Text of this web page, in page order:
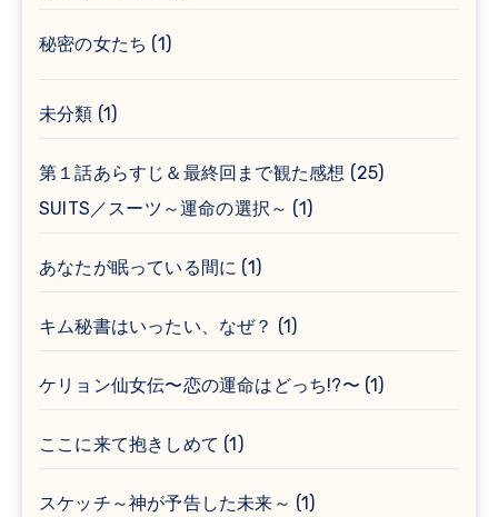
秘密の女たち (1)
未分類 (1)
第１話あらすじ＆最終回まで観た感想 (25)
SUITS／スーツ～運命の選択～ (1)
あなたが眠っている間に (1)
キム秘書はいったい、なぜ？ (1)
ケリョン仙女伝〜恋の運命はどっち!?〜 (1)
ここに来て抱きしめて (1)
スケッチ～神が予告した未来～ (1)